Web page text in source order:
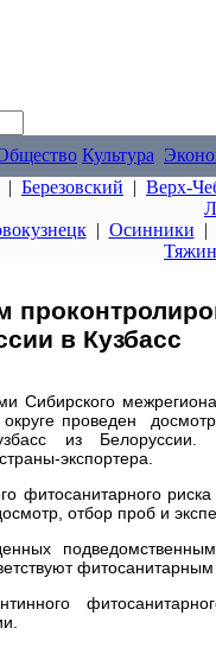
Культура
| Березовский | Верх-
| Осинники |
Тяжин
в Кузбасс
Сибирского
проведен
из Белоруссии.
экспортера.
фитосанитарного
отбор проб и